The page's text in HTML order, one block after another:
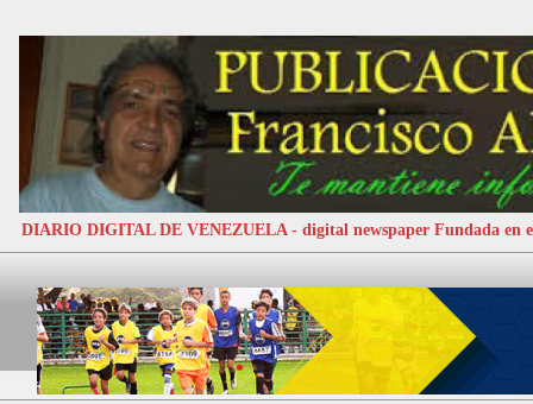
DIARIO DIGITAL DE VENEZUELA - digital newspaper Fundada en